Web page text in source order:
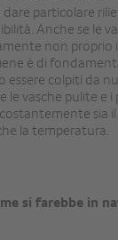
particolare
Anche se le
non proprio
è di
essere colpiti da
vasche pulite e i
sia
la temperatura.
si farebbe in